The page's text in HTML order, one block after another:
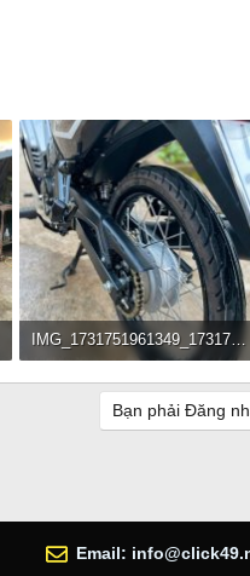
IMG_1731751961349_1731752717051.jpg
241.2 KB · Đọc: 207
Bạn phải Đăng
Email: